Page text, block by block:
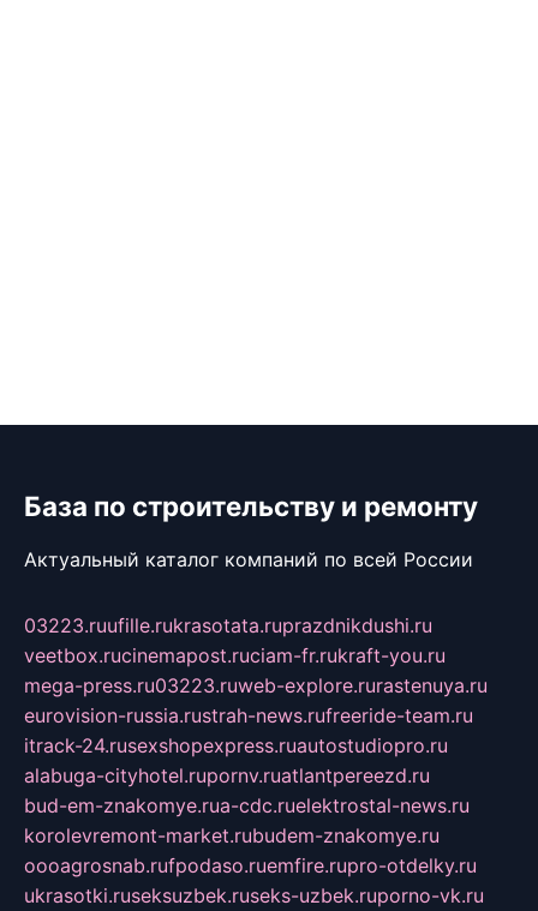
База по строительству и ремонту
Актуальный каталог компаний по всей России
03223.ruufille.rukrasotata.ruprazdnikdushi.ru
veetbox.rucinemapost.ruciam-fr.rukraft-you.ru
mega-press.ru03223.ruweb-explore.rurastenuya.ru
eurovision-russia.rustrah-news.rufreeride-team.ru
itrack-24.rusexshopexpress.ruautostudiopro.ru
alabuga-cityhotel.rupornv.ruatlantpereezd.ru
bud-em-znakomye.rua-cdc.ruelektrostal-news.ru
korolevremont-market.rubudem-znakomye.ru
oooagrosnab.rufpodaso.ruemfire.rupro-otdelky.ru
ukrasotki.ruseksuzbek.ruseks-uzbek.ruporno-vk.ru